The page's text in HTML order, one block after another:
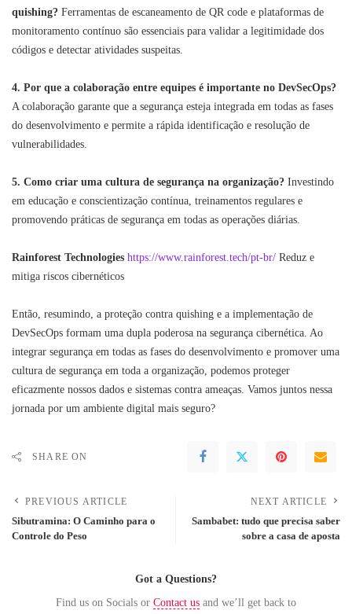
quishing? Ferramentas de escaneamento de QR code e plataformas de
monitoramento contínuo são essenciais para validar a legitimidade dos
códigos e detectar atividades suspeitas.
4. Por que a colaboração entre equipes é importante no DevSecOps?
A colaboração garante que a segurança esteja integrada em todas as fases
do desenvolvimento e permite a rápida identificação e resolução de
vulnerabilidades.
5. Como criar uma cultura de segurança na organização? Investindo
em educação e conscientização contínua, treinamentos regulares e
promovendo práticas de segurança em todas as operações diárias.
Rainforest Technologies https://www.rainforest.tech/pt-br/ Reduz e
mitiga riscos cibernéticos
Então, resumindo, a proteção contra quishing e a implementação de
DevSecOps formam uma dupla poderosa na segurança cibernética. Ao
integrar segurança em todas as fases do desenvolvimento e promover uma
cultura de segurança em toda a organização, podemos proteger
eficazmente nossos dados e sistemas contra ameaças. Vamos juntos nessa
jornada por um ambiente digital mais seguro?
SHARE ON
PREVIOUS ARTICLE
Sibutramina: O Caminho para o
Controle do Peso
NEXT ARTICLE
Sambabet: tudo que precisa saber
sobre a casa de aposta
Got a Questions?
Find us on Socials or Contact us and we’ll get back to